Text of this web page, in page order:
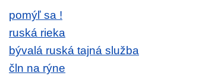
pomýľ sa !
ruská rieka
bývalá ruská tajná služba
čln na rýne